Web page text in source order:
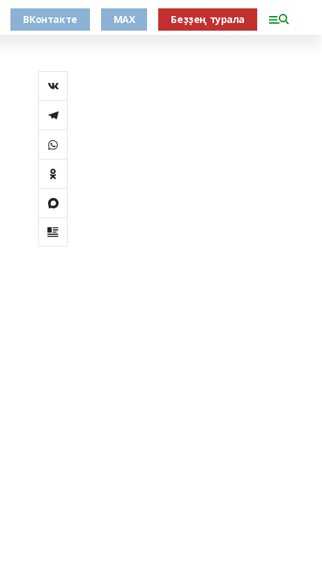
ВКонтакте MAX Беҙҙең турала